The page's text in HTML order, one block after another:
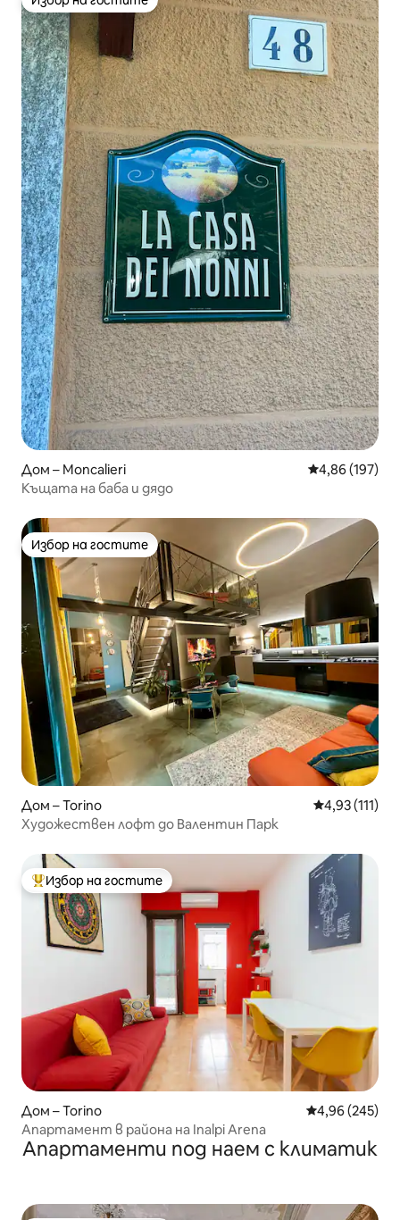
Избор на гостите
Дом – Moncalieri Средна
4,86 (197)
Къщата на баба и дядо
Избор на гостите
Избор на гостите
Дом – Torino Средна
4,93 (111)
Художествен лофт до Валентин Парк
Най-популярен избор на гостите
Избор на гостите
Дом – Torino Средна
4,96 (245)
Апартамент в района на Inalpi Arena
Апартаменти под наем с климатик